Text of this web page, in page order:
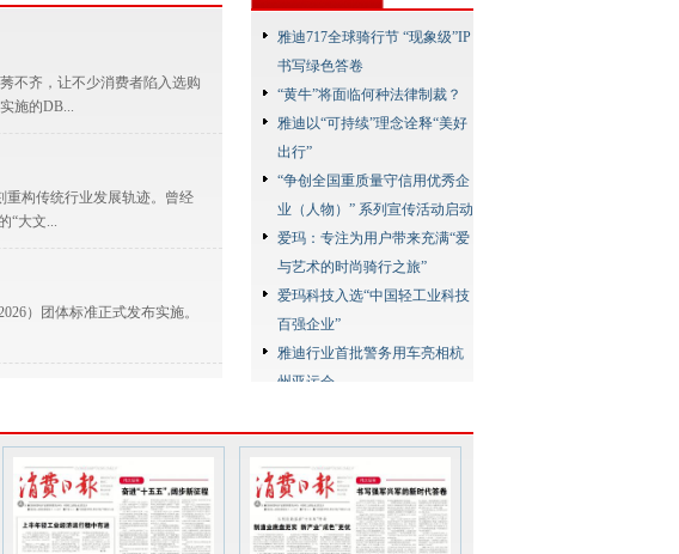
雅迪717全球骑行节 “现象级”IP
书写绿色答卷
“黄牛”将面临何种法律制裁？
雅迪以“可持续”理念诠释“美好
出行”
“争创全国重质量守信用优秀企
业（人物）” 系列宣传活动启动
爱玛：专注为用户带来充满“爱
与艺术的时尚骑行之旅”
爱玛科技入选“中国轻工业科技
百强企业”
雅迪行业首批警务用车亮相杭
州亚运会
7000万用户
爱玛“翻阅中国，探索极境”极
限挑战赛启动
台铃在长城上发布超能长续航
不齐，让不少消费者陷入选购
施的DB...
构传统行业发展轨迹。曾经
“大文...
）团体标准正式发布实施。
号）劳动争议案，申请人请
通知...
技师、浙江省非物质文化遗